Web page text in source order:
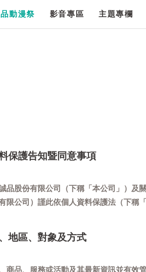
動漫祭 影音專區 主題專欄
保護告知暨同意事項
品股份有限公司（下稱「本公司」）
限公司）謹此依個人資料保護法（下稱
地區、對象及方式
商品、服務或活動及其最新資訊並有